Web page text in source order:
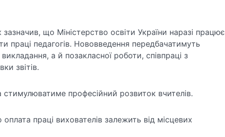
що Міністерство освіти України наразі працює
праці педагогів. Нововведення передбачатимуть
а й позакласної роботи, співпраці з
звітів.
професійний розвиток вчителів.
праці вихователів залежить від місцевих